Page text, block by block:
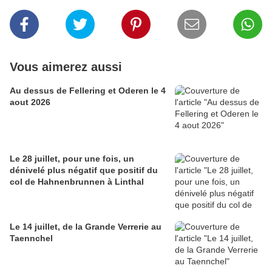
Vous aimerez aussi
Au dessus de Fellering et Oderen le 4
aout 2026
Le 28 juillet, pour une fois, un
dénivelé plus négatif que positif du
col de Hahnenbrunnen à Linthal
Le 14 juillet, de la Grande Verrerie au
Taennchel